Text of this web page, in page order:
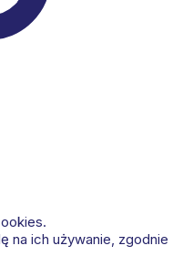
na ich używanie, zgodnie